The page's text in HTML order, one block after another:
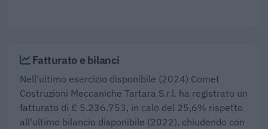
Fatturato e bilanci
Nell'ultimo esercizio disponibile (2024) Comet
Costruzioni Meccaniche Tartara S.r.l. ha registrato un
fatturato di € 5.236.753, in calo del 25,6% rispetto
all'ultimo bilancio disponibile (2022), chiudendo con